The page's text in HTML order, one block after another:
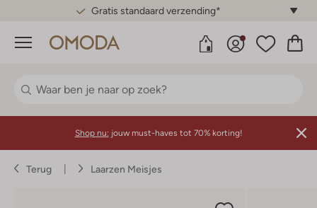
Gratis standaard verzending*
Menu
Shop nu: jouw must-haves tot 70% korting!
Terug Laarzen Meisjes